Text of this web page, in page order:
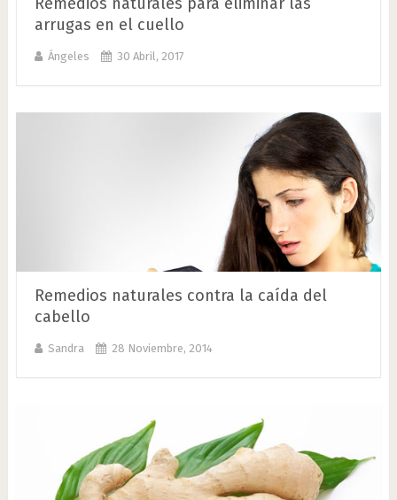
arrugas en el cuello
Ángeles 30 Abril, 2017
Remedios naturales contra la caída del
cabello
Sandra 28 Noviembre, 2014